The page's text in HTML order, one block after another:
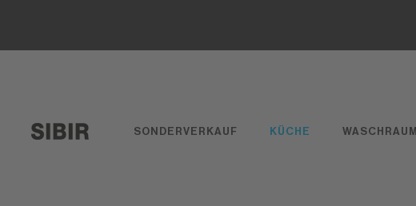
SONDERVERKAUF KÜCHE WASCHRAUM